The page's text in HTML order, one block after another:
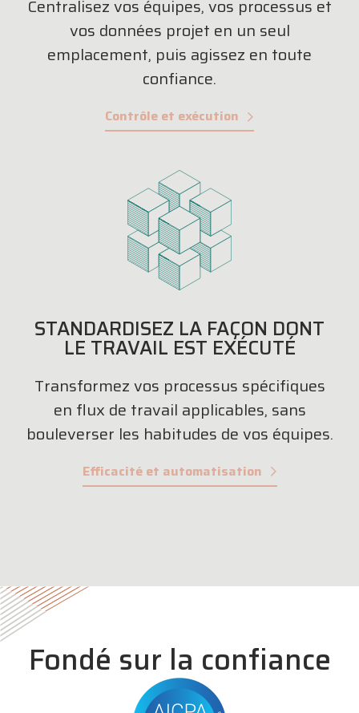
Centralisez vos équipes, vos processus et
vos données projet en un seul
emplacement, puis agissez en toute
confiance.
Contrôle et exécution
STANDARDISEZ LA FAÇON DONT
LE TRAVAIL EST EXÉCUTÉ
Transformez vos processus spécifiques
en flux de travail applicables, sans
bouleverser les habitudes de vos équipes.
Efficacité et automatisation
Fondé sur la confiance